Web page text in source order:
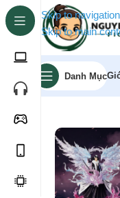
Skip to navigation
Skip to main
Danh Mục
Trang chủ»